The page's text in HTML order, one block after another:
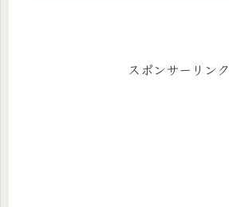
スポンサーリンク